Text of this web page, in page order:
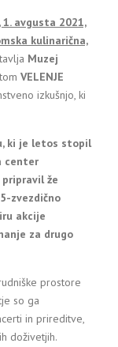
1. avgusta 2021,
kulinarična,
Muzej
VELENJE
izkušnjo, ki
ki je letos stopil
center
že
zvezdično
akcije
za drugo
prostore
so ga
in prireditve,
doživetjih.